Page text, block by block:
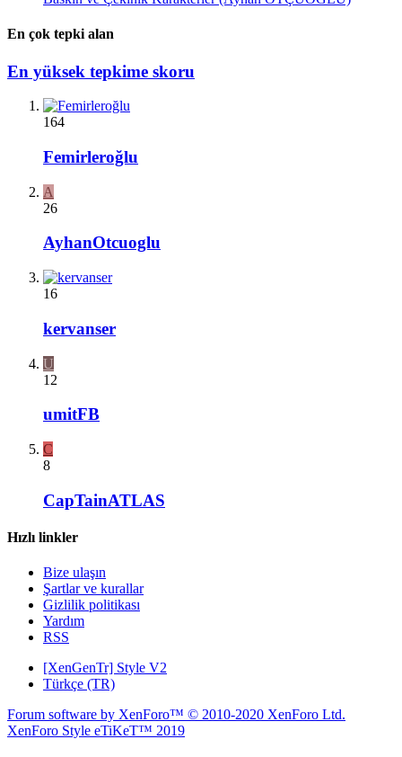
En çok tepki alan
En yüksek tepkime skoru
164
Femirleroğlu
A
26
AyhanOtcuoglu
16
kervanser
U
12
umitFB
C
8
CapTainATLAS
Hızlı linkler
Bize ulaşın
Şartlar ve kurallar
Gizlilik politikası
Yardım
RSS
[XenGenTr] Style V2
Türkçe (TR)
Forum software by XenForo™ © 2010-2020 XenForo Ltd.
XenForo Style eTiKeT™ 2019